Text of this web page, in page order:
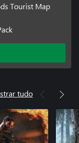
Tourist Map
tudo